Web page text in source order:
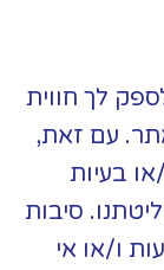
לך חווית
עם זאת,
בעיות
סיבות
ו/או אי